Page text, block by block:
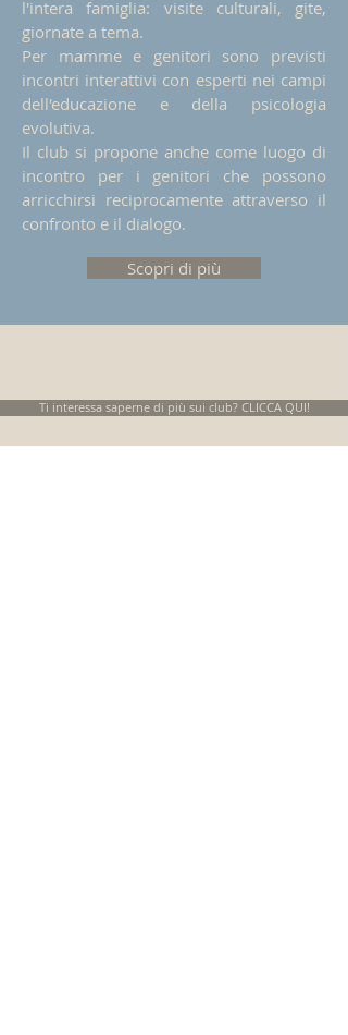
l'intera famiglia: visite culturali, gite,
giornate a tema.
Per mamme e genitori sono previsti
incontri interattivi con esperti nei campi
dell'educazione e della psicologia
evolutiva.
Il club si propone anche come luogo di
incontro per i genitori che possono
arricchirsi reciprocamente attraverso il
confronto e il dialogo.
Scopri di più
Ti interessa saperne di più sui club? CLICCA QUI!